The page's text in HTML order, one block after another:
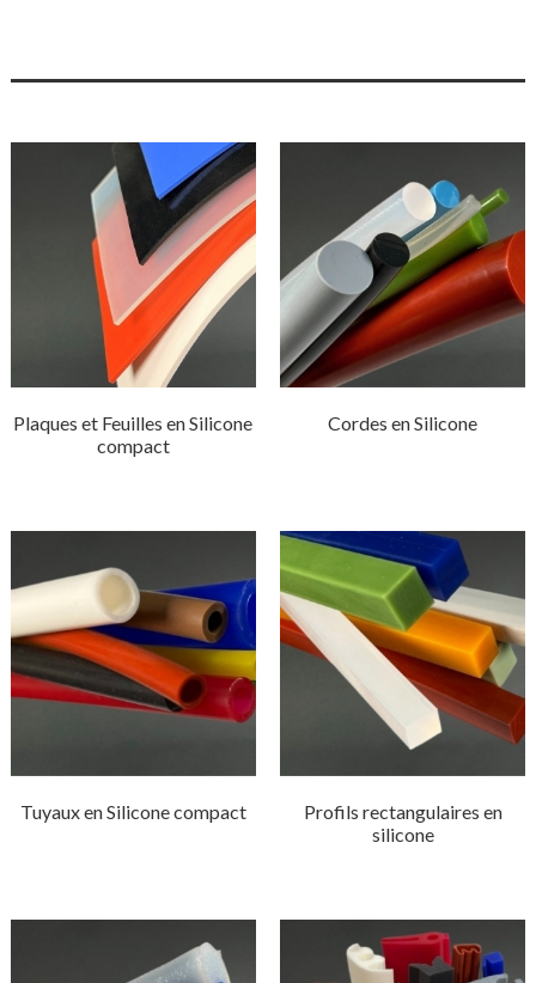
Plaques et Feuilles en Silicone
compact
Cordes en Silicone
Tuyaux en Silicone compact
Profils rectangulaires en
silicone